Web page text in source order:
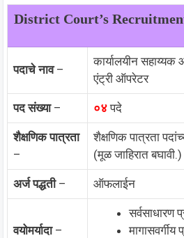
District Court’s
पदाचे नाव–
कार्यालयीन सहाय्यक
एंट्री ऑपरेटर
पद संख्या– ०४ पदे
शैक्षणिक पात्रता
–
शैक्षणिक पात्रता
(मूळ जाहिरात बघावी.)
अर्ज पद्धती– ऑफलाईन
वयोमर्यादा–
सर्वसाधारण
मागासवर्गीय